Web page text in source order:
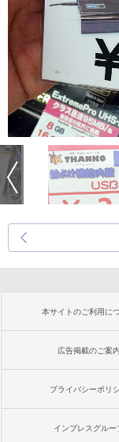
本サイトのご利用に
広告掲載のご案内
プライバシーポリ
インプレスグルー